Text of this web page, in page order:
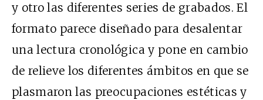
y otro las diferentes series de grabados. El
formato parece diseñado para desalentar
una lectura cronológica y pone en cambio
de relieve los diferentes ámbitos en que se
plasmaron las preocupaciones estéticas y